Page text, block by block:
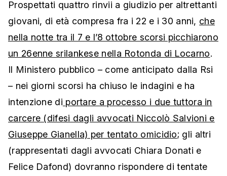
Prospettati quattro rinvii a giudizio per altrettanti
giovani, di età compresa fra i 22 e i 30 anni, che
nella notte tra il 7 e l’8 ottobre scorsi picchiarono
un 26enne srilankese nella Rotonda di Locarno.
Il Ministero pubblico – come anticipato dalla Rsi
– nei giorni scorsi ha chiuso le indagini e ha
intenzione di portare a processo i due tuttora in
carcere (difesi dagli avvocati Niccolò Salvioni e
Giuseppe Gianella) per tentato omicidio; gli altri
(rappresentati dagli avvocati Chiara Donati e
Felice Dafond) dovranno rispondere di tentate